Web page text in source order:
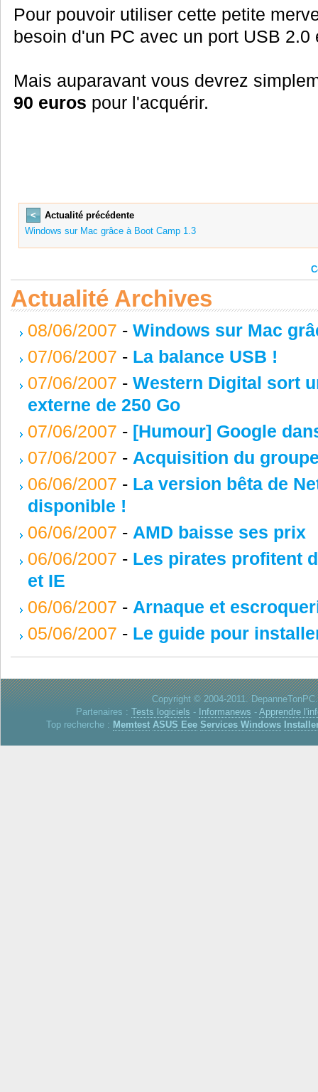
Pour pouvoir utiliser cette petite
besoin d'un PC avec un port USB 2.0
Mais auparavant vous devrez
90 euros pour l'acquérir.
<
Actualité précédente
Windows sur Mac grâce à Boot Camp 1.3
Actualité Archives
08/06/2007 - Windows sur Mac
07/06/2007 - La balance USB !
07/06/2007 - Western Digital sort
externe de 250 Go
07/06/2007 - [Humour] Google
07/06/2007 - Acquisition du
06/06/2007 - La version bêta de
disponible !
06/06/2007 - AMD baisse ses prix
06/06/2007 - Les pirates profitent
et IE
06/06/2007 - Arnaque et
05/06/2007 - Le guide pour
Copyright © 2004-2011.
Partenaires : Tests logiciels - Informanews - Apprendre
Top recherche : Memtest ASUS Eee Services Windows